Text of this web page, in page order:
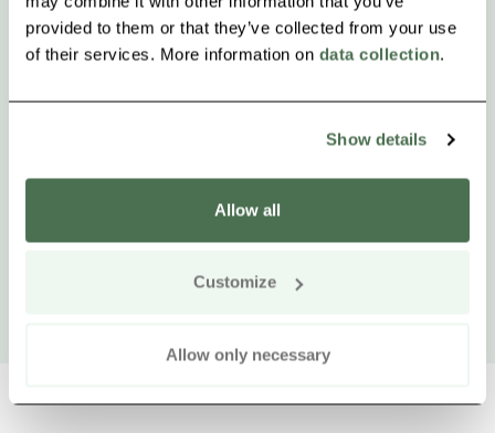
provided to them or that they’ve collected from your use
of their services. More information on data collection.
Show details
Allow all
Customize
Allow only necessary